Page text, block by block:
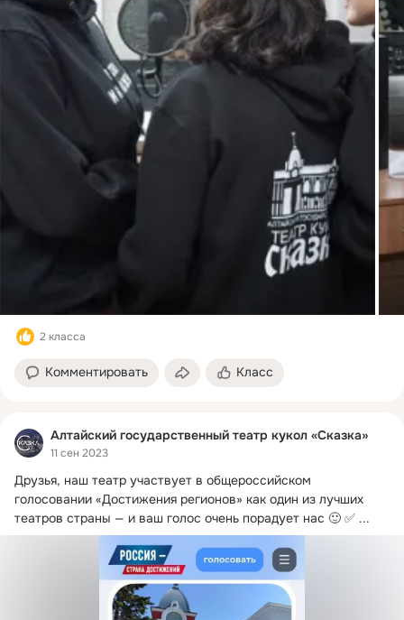
2 класса
Комментировать Класс
Алтайский государственный театр кукол «Сказка»
11 сен 2023
Друзья, наш театр участвует в общероссийском
голосовании «Достижения регионов» как один из лучших
театров страны — и ваш голос очень порадует нас 🙂 ✅ ...